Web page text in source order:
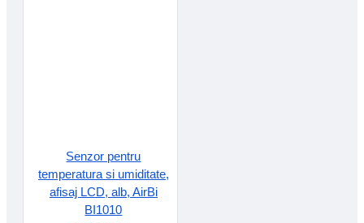
Senzor pentru
temperatura si umiditate,
afisaj LCD, alb, AirBi
BI1010